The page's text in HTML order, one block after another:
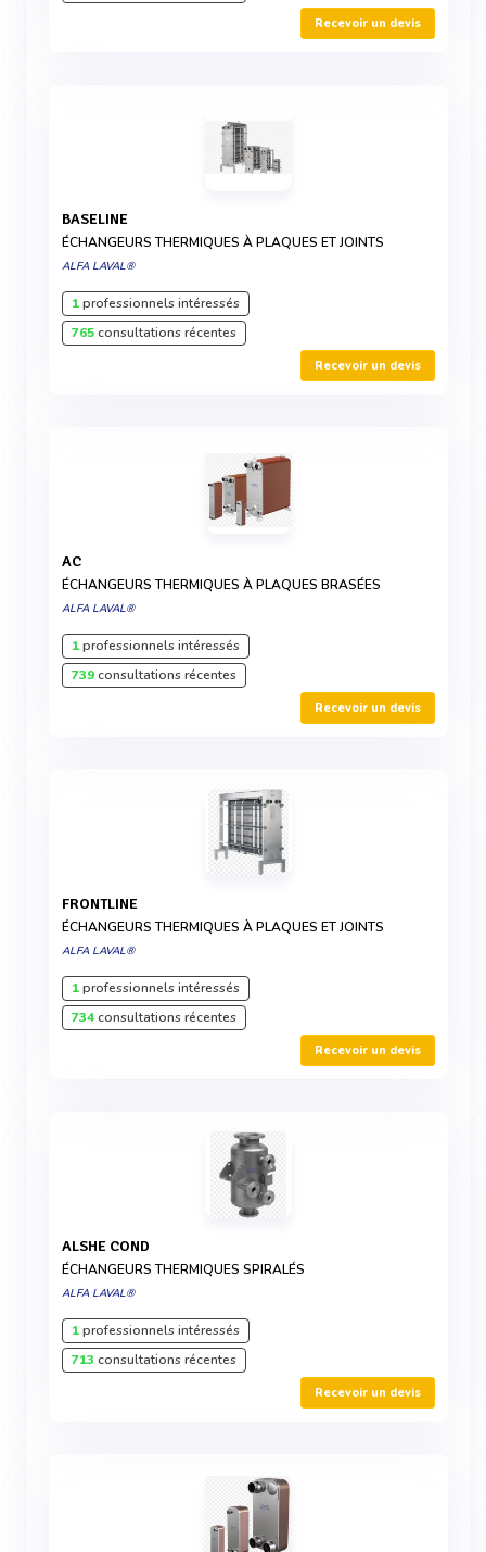
Recevoir un devis
BASELINE
ÉCHANGEURS THERMIQUES À PLAQUES ET JOINTS
ALFA LAVAL®
1professionnels intéressés
765consultations récentes
Recevoir un devis
AC
ÉCHANGEURS THERMIQUES À PLAQUES BRASÉES
ALFA LAVAL®
1professionnels intéressés
739consultations récentes
Recevoir un devis
FRONTLINE
ÉCHANGEURS THERMIQUES À PLAQUES ET JOINTS
ALFA LAVAL®
1professionnels intéressés
734consultations récentes
Recevoir un devis
ALSHE COND
ÉCHANGEURS THERMIQUES SPIRALÉS
ALFA LAVAL®
1professionnels intéressés
713 consultations récentes
Recevoir un devis